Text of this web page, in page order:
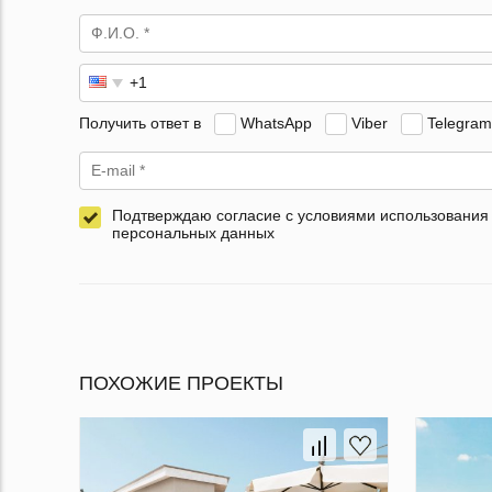
Получить ответ в WhatsApp Viber Telegram
Подтверждаю согласие с условиями использования
персональных данных
ПОХОЖИЕ ПРОЕКТЫ